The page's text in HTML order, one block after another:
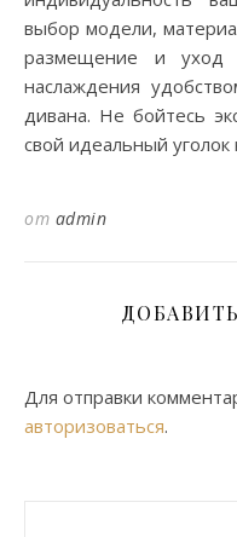
выбор модели,
размещение и уход
наслаждения
дивана. Не бойтесь
свой идеальный уголок
от admin
Для отправки
авторизоваться.